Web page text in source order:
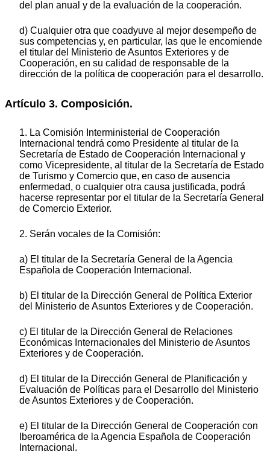
del plan anual y de la evaluación de la cooperación.
d) Cualquier otra que coadyuve al mejor desempeño de
sus competencias y, en particular, las que le encomiende
el titular del Ministerio de Asuntos Exteriores y de
Cooperación, en su calidad de responsable de la
dirección de la política de cooperación para el desarrollo.
Artículo 3. Composición.
1. La Comisión Interministerial de Cooperación
Internacional tendrá como Presidente al titular de la
Secretaría de Estado de Cooperación Internacional y
como Vicepresidente, al titular de la Secretaría de Estado
de Turismo y Comercio que, en caso de ausencia
enfermedad, o cualquier otra causa justificada, podrá
hacerse representar por el titular de la Secretaría General
de Comercio Exterior.
2. Serán vocales de la Comisión:
a) El titular de la Secretaría General de la Agencia
Española de Cooperación Internacional.
b) El titular de la Dirección General de Política Exterior
del Ministerio de Asuntos Exteriores y de Cooperación.
c) El titular de la Dirección General de Relaciones
Económicas Internacionales del Ministerio de Asuntos
Exteriores y de Cooperación.
d) El titular de la Dirección General de Planificación y
Evaluación de Políticas para el Desarrollo del Ministerio
de Asuntos Exteriores y de Cooperación.
e) El titular de la Dirección General de Cooperación con
Iberoamérica de la Agencia Española de Cooperación
Internacional.